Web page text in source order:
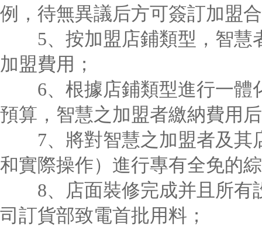
例，待無異議后方可簽訂加盟
5、按加盟店鋪類型，智慧
加盟費用；
6、根據店鋪類型進行一體
預算，智慧之加盟者繳納費用
7、將對智慧之加盟者及其
和實際操作）進行專有全免的
8、店面裝修完成并且所有
司訂貨部致電首批用料；